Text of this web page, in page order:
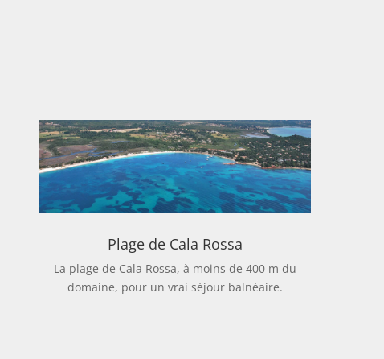
Plage de Cala Rossa
La plage de Cala Rossa, à moins de 400 m du
domaine, pour un vrai séjour balnéaire.